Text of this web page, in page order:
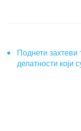
Поднети
делатности који